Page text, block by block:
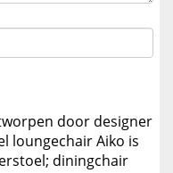
door designer
loungechair Aiko is
diningchair